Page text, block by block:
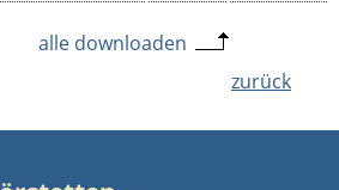
alle downloaden
zurück